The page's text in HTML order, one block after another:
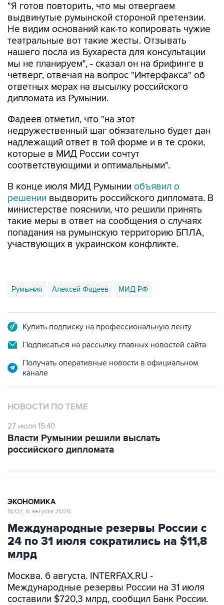
"Я готов повторить, что мы отвергаем
выдвинутые румынской стороной претензии.
Не видим оснований как-то копировать чужие
театральные вот такие жесты. Отзывать
нашего посла из Бухареста для консультации
мы не планируем", - сказал он на брифинге в
четверг, отвечая на вопрос "Интерфакса" об
ответных мерах на высылку российского
дипломата из Румынии.
Фадеев отметил, что "на этот
недружественный шаг обязательно будет дан
надлежащий ответ в той форме и в те сроки,
которые в МИД России сочтут
соответствующими и оптимальными".
В конце июля МИД Румынии объявил о
решении выдворить российского дипломата. В
министерстве пояснили, что решили принять
такие меры в ответ на сообщения о случаях
попадания на румынскую территорию БПЛА,
участвующих в украинском конфликте.
Румыния Алексей Фадеев МИД РФ
Купить подписку на профессиональную ленту
Подписаться на рассылку главных новостей сайта
Получать оперативные новости в официальном
канале
НОВОСТИ ПО ТЕМЕ
27 июля 15:40
Власти Румынии решили выслать
российского дипломата
ЭКОНОМИКА
16:02, 6 августа 2026
Международные резервы России с
24 по 31 июля сократились на $11,8
млрд
Москва. 6 августа. INTERFAX.RU -
Международные резервы России на 31 июля
составили $720,3 млрд, сообщил Банк России.